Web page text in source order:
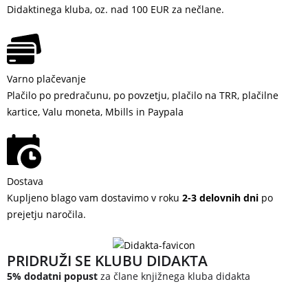
Didaktinega kluba, oz. nad 100 EUR za nečlane.
Varno plačevanje
Plačilo po predračunu, po povzetju, plačilo na TRR, plačilne
kartice, Valu moneta, Mbills in Paypala
Dostava
Kupljeno blago vam dostavimo v roku 2-3 delovnih dni po
prejetju naročila.
PRIDRUŽI SE KLUBU DIDAKTA
5% dodatni popust za člane knjižnega kluba didakta